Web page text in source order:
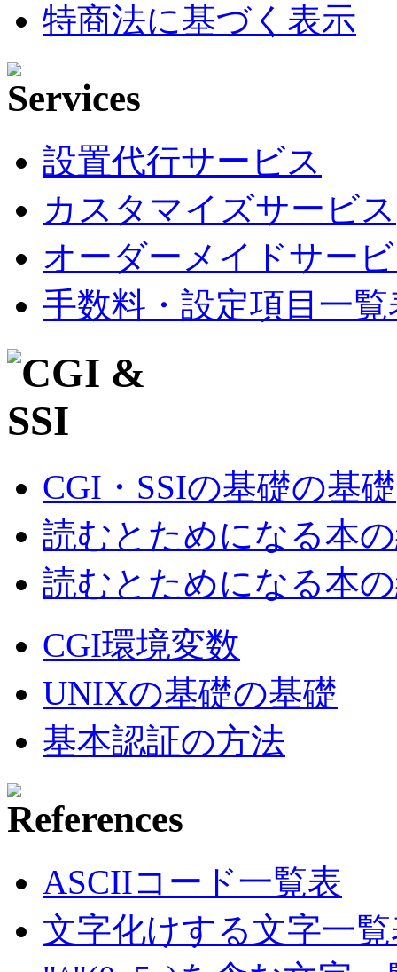
特商法に基づく表示
設置代行サービス
カスタマイズサービス
オーダーメイドサー
手数料・設定項目一覧
CGI・SSIの基礎の基礎
読むとためになる本
読むとためになる本
CGI環境変数
UNIXの基礎の基礎
基本認証の方法
ASCIIコード一覧表
文字化けする文字一